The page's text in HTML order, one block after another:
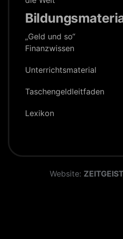
„Geld und so“
Finanzwissen
Unterrichts­material
Taschengeld­leitfaden
Lexikon
Website: ZEITGEIST